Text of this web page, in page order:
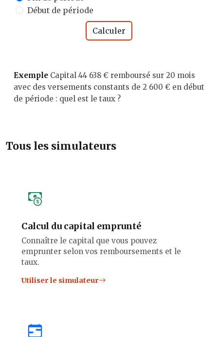
Début de période
Calculer
Exemple Capital 44 638 € remboursé sur 20 mois
avec des versements constants de 2 600 € en début
de période : quel est le taux ?
Tous les simulateurs
Calcul du capital emprunté
Connaître le capital que vous pouvez
emprunter selon vos remboursements et le
taux.
Utiliser le simulateur